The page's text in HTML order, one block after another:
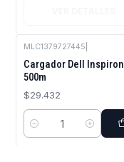
MLC1379727445
Cargador Dell Inspiron
500m
$29.432
Cantidad